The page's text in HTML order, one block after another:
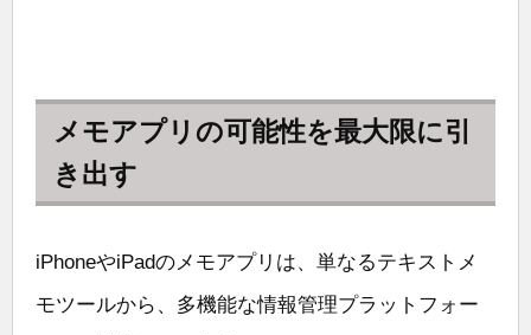
メモアプリの可能性を最大限に引
き出す
iPhoneやiPadのメモアプリは、単なるテキストメ
モツールから、多機能な情報管理プラットフォー